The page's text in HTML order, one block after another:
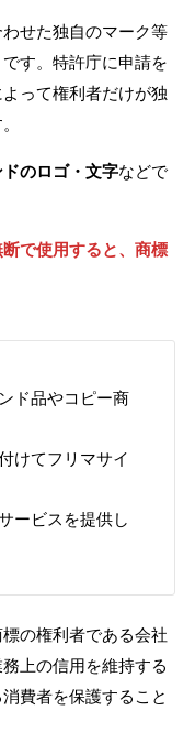
せた独自のマーク等
す。特許庁に申請を
って権利者だけが独
のロゴ・文字などで
で使用すると、商標
ド品やコピー商
けてフリマサイ
ービスを提供し
の権利者である会社
上の信用を維持する
費者を保護すること